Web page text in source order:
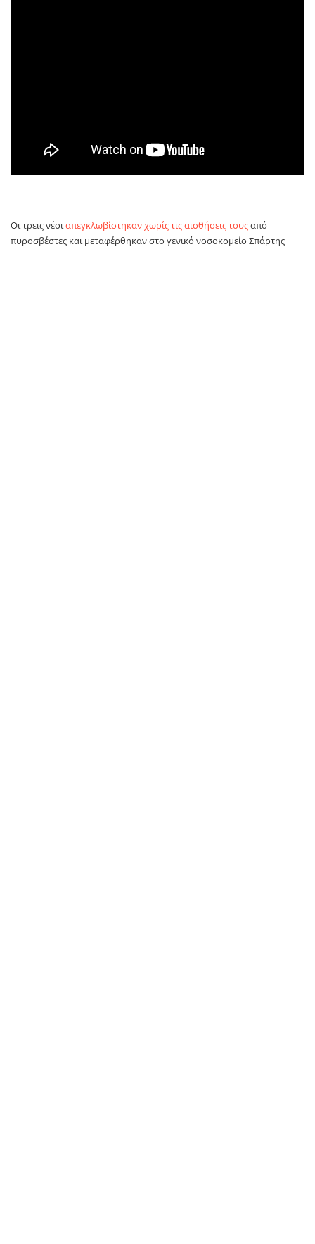
Οι τρεις νέοιαπεγκλωβίστηκαν χωρίς τις αισθήσεις τουςαπό
πυροσβέστες και μεταφέρθηκαν στο γενικό νοσοκομείο Σπάρτης